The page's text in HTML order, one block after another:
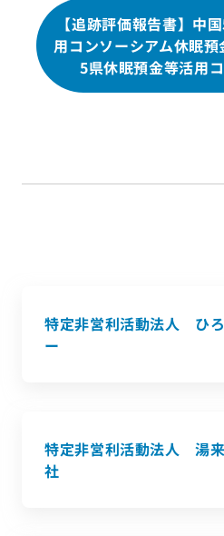
【追跡評価報告書】中
用コンソーシアム休眠
5県休眠預金等活用
特定非営利活動法人 ひ
ー
特定非営利活動法人 湯
社